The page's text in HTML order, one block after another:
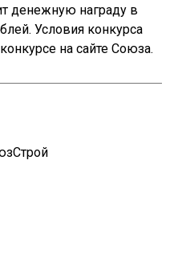
денежную награду в
Условия конкурса
на сайте Союза.